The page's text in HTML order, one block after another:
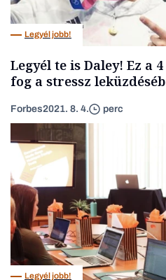
Legyél jobb!
Legyél te is Daley! Ez a
fog a stressz
Forbes2021. 8. 4. perc
Legyél jobb!